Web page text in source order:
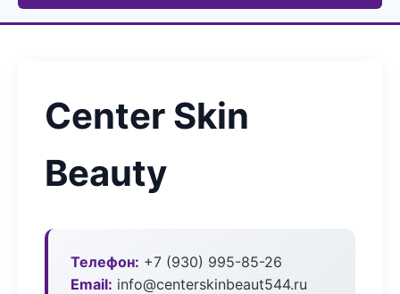
Center Skin
Beauty
Телефон: +7 (930) 995-85-26
Email: info@centerskinbeaut544.ru